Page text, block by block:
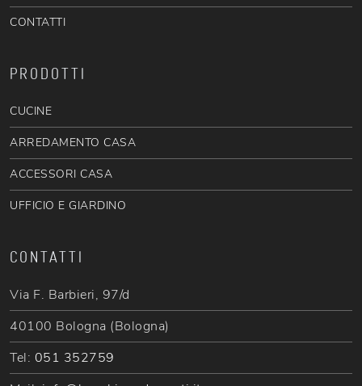
CONTATTI
PRODOTTI
CUCINE
ARREDAMENTO CASA
ACCESSORI CASA
UFFICIO E GIARDINO
CONTATTI
Via F. Barbieri, 97/d
40100 Bologna (Bologna)
Tel: 051 352759